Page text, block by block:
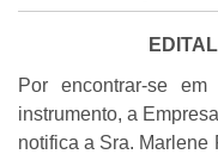
Por encontrar-se
instrumento, a
notifica a Sra.